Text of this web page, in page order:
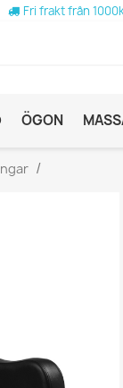
Fri frakt från
ÖGON